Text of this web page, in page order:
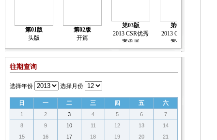
第01版
头版
第02版
开篇
第03版
2013 CSR优秀
案例展
第04版
2013 CSR优秀
案例展
往期查询
选择年份 选择月份
日 一 二 三 四 五 六
1 2 3 4 5 6
7
8
9 10 11 12 13
14
15
16 17 18 19 20
21